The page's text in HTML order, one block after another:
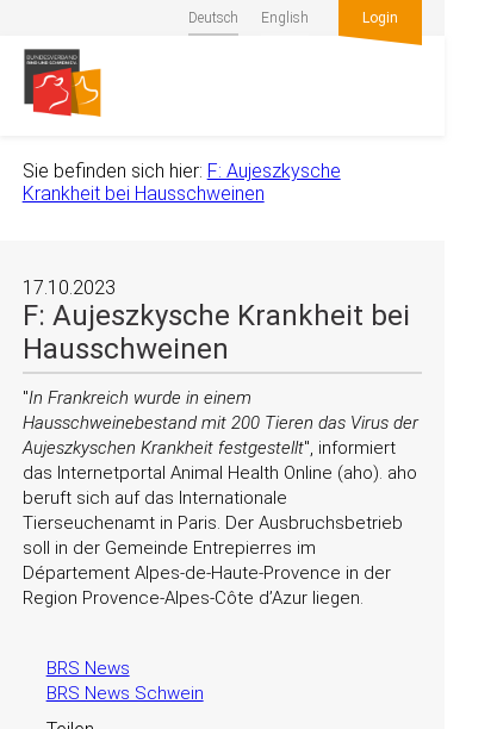
Deutsch English Login
Sie befinden sich hier: F: Aujeszkysche
Krankheit bei Hausschweinen
17.10.2023
F: Aujeszkysche Krankheit bei
Hausschweinen
In Frankreich wurde in einem
Hausschweinebestand mit 200 Tieren das Virus der
Aujeszkyschen Krankheit festgestellt , informiert
das Internetportal Animal Health Online (aho). aho
beruft sich auf das Internationale
Tierseuchenamt in Paris. Der Ausbruchsbetrieb
soll in der Gemeinde Entrepierres im
Département Alpes-de-Haute-Provence in der
Region Provence-Alpes-Côte d’Azur liegen.
BRS News
BRS News Schwein